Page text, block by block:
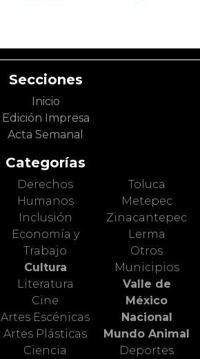
Secciones
Inicio
Edición Impresa
Acta Semanal
Categorías
Derechos
Humanos
Inclusión
Economía y
Trabajo
Cultura
Literatura
Cine
Artes Escénicas
Artes Plásticas
Ciencia
Toluca
Metepec
Zinacantepec
Lerma
Otros
Municipios
Valle de
México
Nacional
Mundo Animal
Deportes